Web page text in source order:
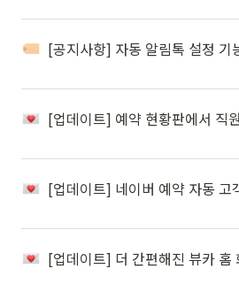
[공지사항] 자동 알림톡 설정 기
[업데이트] 예약 현황판에서 직
[업데이트] 네이버 예약 자동 고
[업데이트] 더 간편해진 뷰카 홈